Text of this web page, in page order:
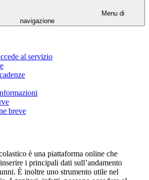
Menu di
navigazione
al servizio
breve
è una piattaforma online che
i principali dati sull’andamento
È inoltre uno strumento utile nel